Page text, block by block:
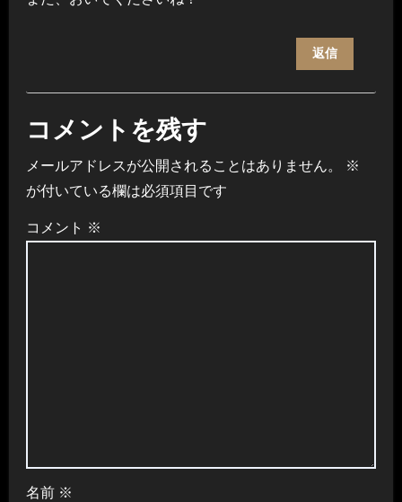
返信
コメントを残す
メールアドレスが公開されることはありません。
※
が付いている欄は必須項目です
コメント ※
名前 ※